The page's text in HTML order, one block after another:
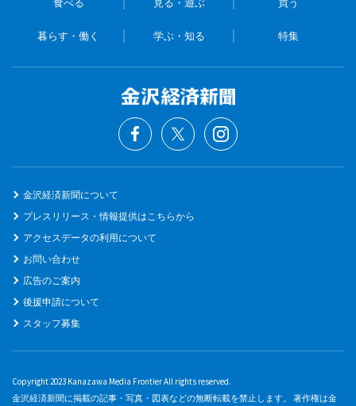
暮らす・働く 学ぶ・知る 特集
金沢経済新聞について
プレスリリース・情報提供はこちらから
アクセスデータの利用について
お問い合わせ
広告のご案内
後援申請について
スタッフ募集
Copyright 2023 Kanazawa Media Frontier All rights reserved.
金沢経済新聞に掲載の記事・写真・図表などの無断転載を禁止します。 著作権は金